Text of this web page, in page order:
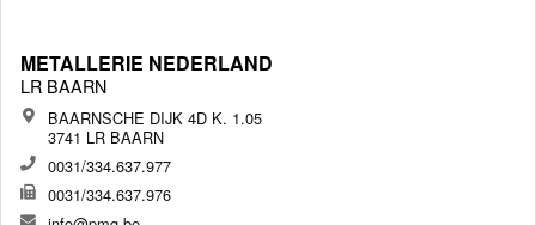
METALLERIE NEDERLAND
LR BAARN
BAARNSCHE DIJK 4D K. 1.05
3741 LR BAARN
0031/334.637.977
0031/334.637.976